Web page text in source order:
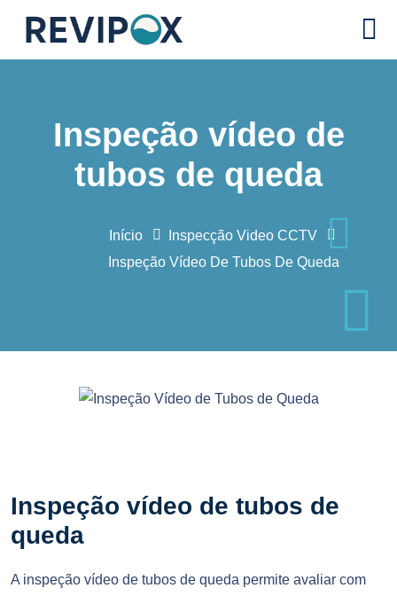
Inspeção vídeo de
tubos de queda
Início
Inspecção Video CCTV
Inspeção Vídeo De Tubos De Queda
Inspeção vídeo de tubos de
queda
A inspeção vídeo de tubos de queda permite avaliar com